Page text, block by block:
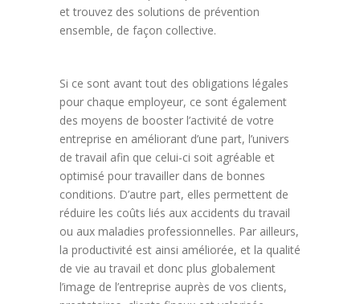
et trouvez des solutions de prévention
ensemble, de façon collective.
Si ce sont avant tout des obligations légales
pour chaque employeur, ce sont également
des moyens de booster l’activité de votre
entreprise en améliorant d’une part, l’univers
de travail afin que celui-ci soit agréable et
optimisé pour travailler dans de bonnes
conditions. D’autre part, elles permettent de
réduire les coûts liés aux accidents du travail
ou aux maladies professionnelles. Par ailleurs,
la productivité est ainsi améliorée, et la qualité
de vie au travail et donc plus globalement
l’image de l’entreprise auprès de vos clients,